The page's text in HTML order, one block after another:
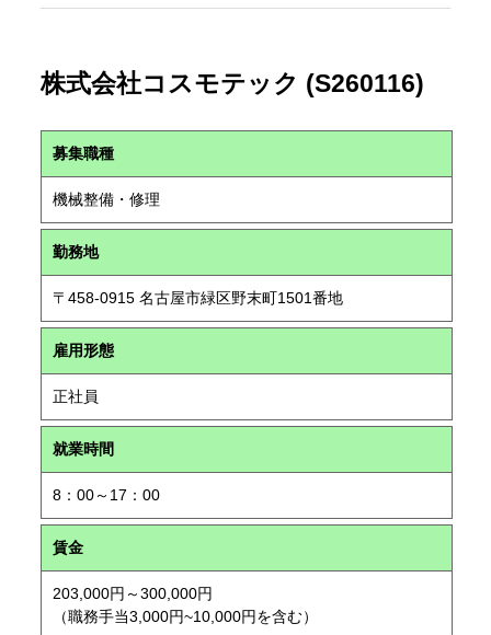
株式会社コスモテック (S260116)
募集職種
機械整備・修理
勤務地
〒458-0915 名古屋市緑区野末町1501番地
雇用形態
正社員
就業時間
8：00～17：00
賃金
203,000円～300,000円
（職務手当3,000円~10,000円を含む）